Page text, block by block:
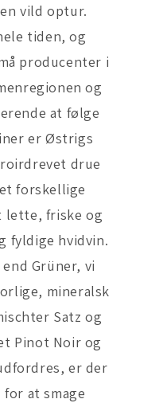
vild optur.
tiden, og
producenter i
og
at følge
er Østrigs
drue
forskellige
lette, friske og
fyldige hvidvin.
Grüner, vi
mineralsk
Satz og
Pinot Noir og
er der
at smage